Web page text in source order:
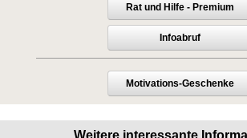
Rat und Hilfe - Premium
Infoabruf
Motivations-Geschenke
Weitere interessante